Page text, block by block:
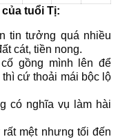
tuổi Tị:
tin tưởng quá nhiều
cát, tiền nong.
gồng mình lên để
cứ thoải mái bộc lộ
có nghĩa vụ làm hài
mệt nhưng tối đến